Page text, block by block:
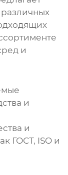
и
и
и
ГОСТ, ISO и